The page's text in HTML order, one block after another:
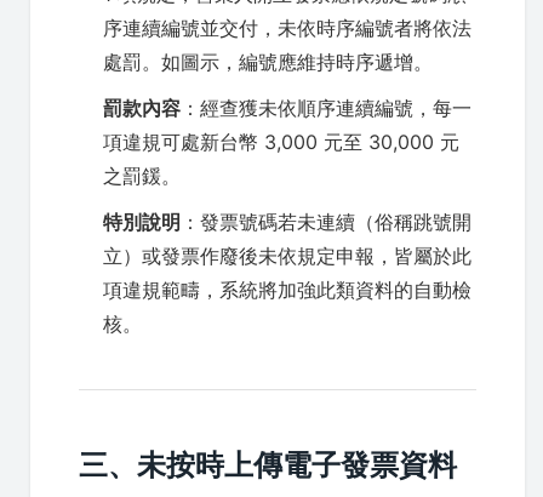
序連續編號並交付，未依時序編號者將依法
處罰。如圖示，編號應維持時序遞增。
罰款內容 ：經查獲未依順序連續編號，每一
項違規可處新台幣 3,000 元至 30,000 元
之罰鍰。
特別說明 ：發票號碼若未連續（俗稱跳號開
立）或發票作廢後未依規定申報，皆屬於此
項違規範疇，系統將加強此類資料的自動檢
核。
三、未按時上傳電子發票資料